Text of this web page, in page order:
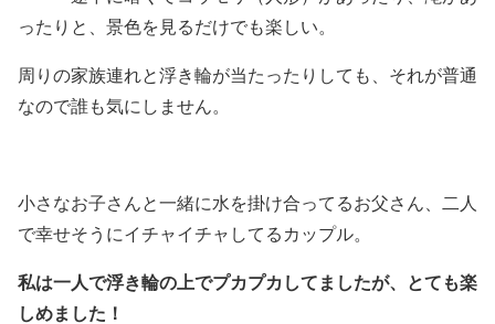
ったりと、景色を見るだけでも楽しい。
周りの家族連れと浮き輪が当たったりしても、それが普通
なので誰も気にしません。
小さなお子さんと一緒に水を掛け合ってるお父さん、二人
で幸せそうにイチャイチャしてるカップル。
私は一人で浮き輪の上でプカプカしてましたが、とても楽
しめました！